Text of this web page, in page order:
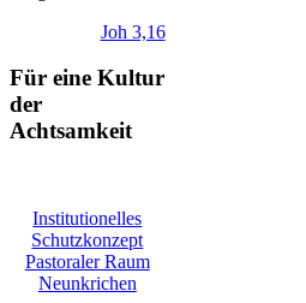
Joh 3,16
Für eine Kultur
der
Achtsamkeit
Institutionelles
Schutzkonzept
Pastoraler Raum
Neunkrichen